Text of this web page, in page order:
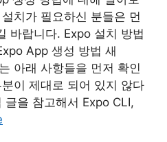
치가 필요하신 분들은 먼
바랍니다. Expo 설치 방법
App 생성 방법 새
아래 사항들을 먼저 확인
이 제대로 되어 있지 않다
글을 참고해서 Expo CLI,